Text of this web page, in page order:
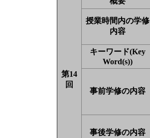
第14
回
授業時間内の学修
内容
キーワード(Key
Word(s))
事前学修の内容
事後学修の内容